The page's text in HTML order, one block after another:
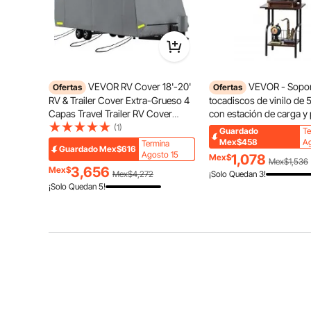
ideal para la
animales
conejos y patos.
mascotas la
que anhelan,
El Hogar
Marco de
Tela
Acceso
Montaje
Ofertas VEVOR RV Cover 18'-20'
RV & Trailer Cover Extra-Grueso 4
Capas Travel Trailer RV Cover
Durable Camper Cover,
Impermeable Transpirable Anti-UV
Ripstop para RV Motorhome con
Parche Adhesivo y Bolsa de
Almacenamiento
(1)
GuardadoMex$616
Termina
Agosto 15
Mex$3,656 Mex$4,272
¡Solo Quedan 5!
Ofertas VEVOR -
tocadiscos de vinilo de
con estación de carga y
USB, soporte para
estante para exhibir
sala de estar y
Guardado
Mex$458
Mex$1,078 Mex$1,536
¡Solo Quedan 3!